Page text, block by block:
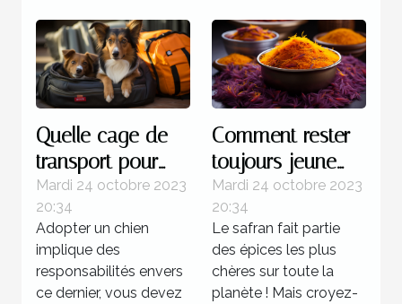
Quelle cage de
transport pour
chien est plus
recommandée ?
Mardi 24 octobre 2023
20:34
Adopter un chien
implique des
responsabilités envers
ce dernier, vous devez
Comment rester
toujours jeune
grâce au safran ?
Mardi 24 octobre 2023
20:34
Le safran fait partie
des épices les plus
chères sur toute la
planète ! Mais croyez-